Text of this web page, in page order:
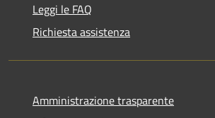
Leggi le FAQ
Richiesta assistenza
Amministrazione trasparente